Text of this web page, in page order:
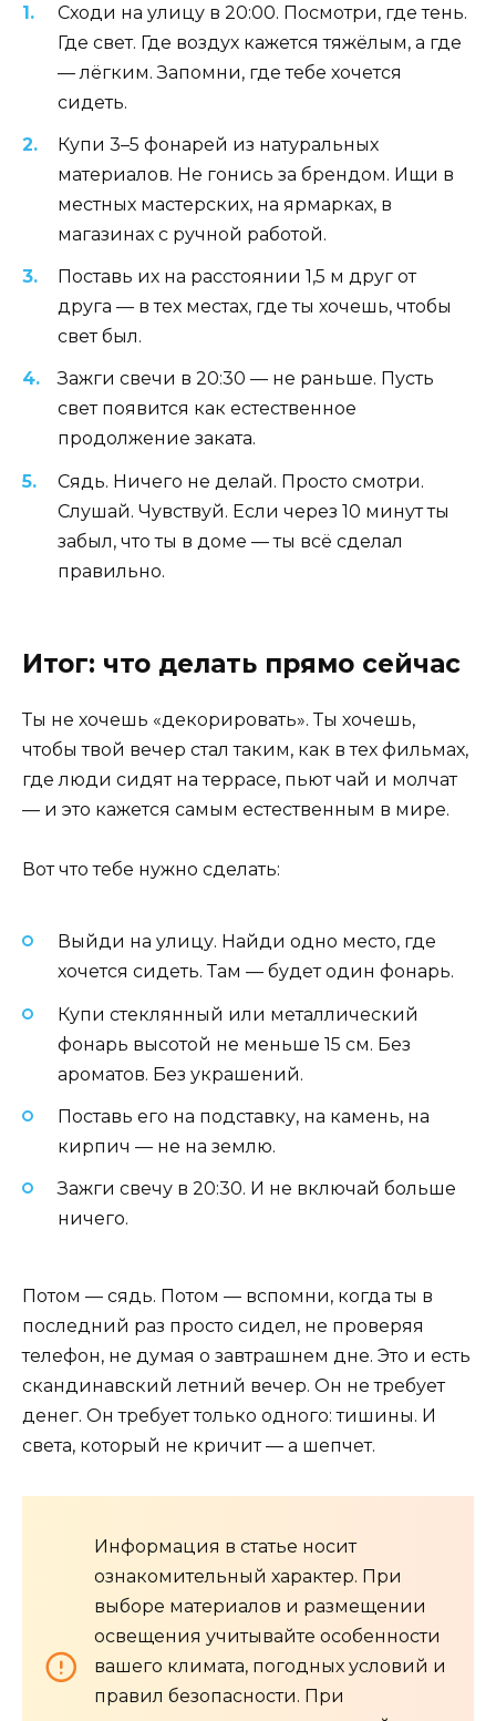
Сходи на улицу в 20:00. Посмотри, где тень.
Где свет. Где воздух кажется тяжёлым, а где
— лёгким. Запомни, где тебе хочется
сидеть.
Купи 3–5 фонарей из натуральных
материалов. Не гонись за брендом. Ищи в
местных мастерских, на ярмарках, в
магазинах с ручной работой.
Поставь их на расстоянии 1,5 м друг от
друга — в тех местах, где ты хочешь, чтобы
свет был.
Зажги свечи в 20:30 — не раньше. Пусть
свет появится как естественное
продолжение заката.
Сядь. Ничего не делай. Просто смотри.
Слушай. Чувствуй. Если через 10 минут ты
забыл, что ты в доме — ты всё сделал
правильно.
Итог: что делать прямо сейчас
Ты не хочешь «декорировать». Ты хочешь,
чтобы твой вечер стал таким, как в тех фильмах,
где люди сидят на террасе, пьют чай и молчат
— и это кажется самым естественным в мире.
Вот что тебе нужно сделать:
Выйди на улицу. Найди одно место, где
хочется сидеть. Там — будет один фонарь.
Купи стеклянный или металлический
фонарь высотой не меньше 15 см. Без
ароматов. Без украшений.
Поставь его на подставку, на камень, на
кирпич — не на землю.
Зажги свечу в 20:30. И не включай больше
ничего.
Потом — сядь. Потом — вспомни, когда ты в
последний раз просто сидел, не проверяя
телефон, не думая о завтрашнем дне. Это и есть
скандинавский летний вечер. Он не требует
денег. Он требует только одного: тишины. И
света, который не кричит — а шепчет.
Информация в статье носит
ознакомительный характер. При
выборе материалов и размещении
освещения учитывайте особенности
вашего климата, погодных условий и
правил безопасности. При